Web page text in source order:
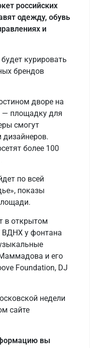
российских
одежду, обувь
и
курировать
брендов
дворе на
— площадку для
смогут
дизайнеров.
более 100
по всей
показы
в открытом
ВДНХ у фонтана
и его
Foundation, DJ
недели
сайте
вы